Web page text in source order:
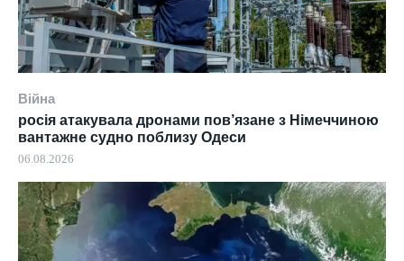
Війна
росія атакувала дронами пов’язане з Німеччиною
вантажне судно поблизу Одеси
06.08.2026